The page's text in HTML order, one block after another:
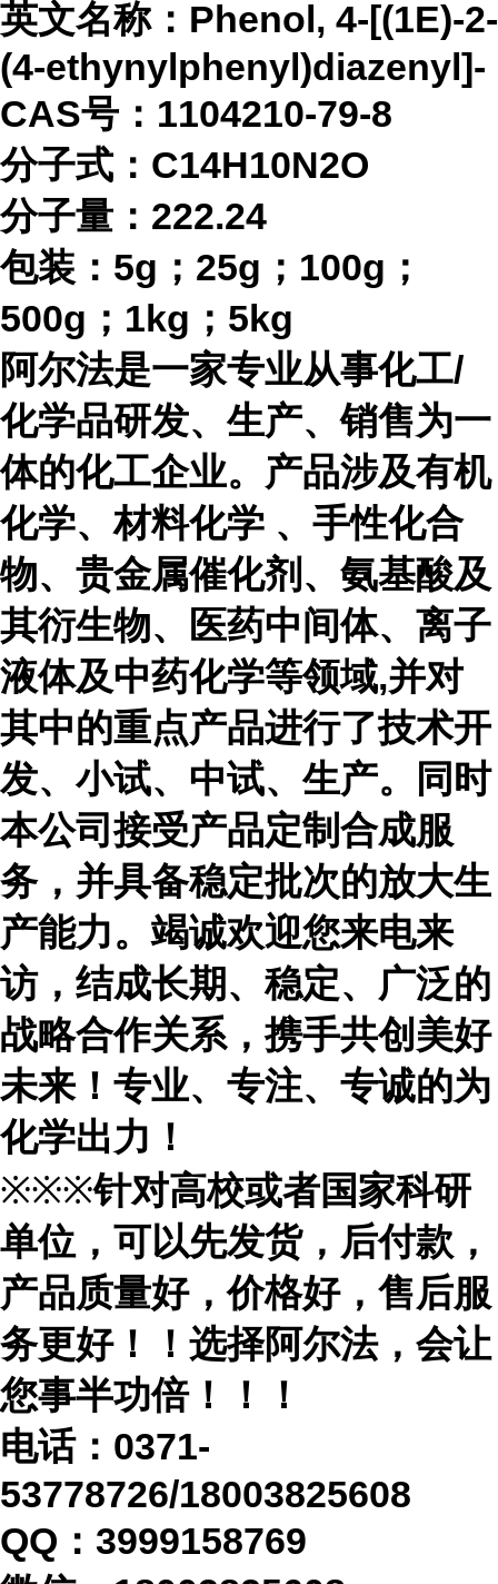
英文名称： Phenol, 4-[(1E)-2-
(4-ethynylphenyl)diazenyl]-
CAS号：1104210-79-8
分子式： C14H10N2O
分子量： 222.24
包装： 5g；25g；100g；
500g；1kg；5kg
阿尔法是一家专业从事化工/
化学品研发、生产、销售为一
体的化工企业。产品涉及有机
化学、材料化学 、手性化合
物、贵金属催化剂、氨基酸及
其衍生物、医药中间体、离子
液体及中药化学等领域,并对
其中的重点产品进行了技术开
发、小试、中试、生产。同时
本公司接受产品定制合成服
务，并具备稳定批次的放大生
产能力。竭诚欢迎您来电来
访，结成长期、稳定、广泛的
战略合作关系，携手共创美好
未来！专业、专注、专诚的为
化学出力！
※※※针对高校或者国家科研
单位，可以先发货，后付款，
产品质量好，价格好，售后服
务更好！！选择阿尔法，会让
您事半功倍！！！
电话： 0371-
53778726/18003825608
QQ：3999158769